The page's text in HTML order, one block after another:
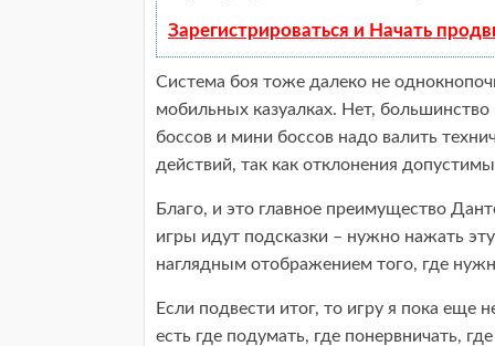
Зарегистрироваться и Начать
Система боя тоже далеко не
мобильных казуалках. Нет,
боссов и мини боссов надо валить
действий, так как отклонения
Благо, и это главное преимущество
игры идут подсказки – нужно нажать
наглядным отображением того, где
Если подвести итог, то игру я пока еще
есть где подумать, где понервничать,